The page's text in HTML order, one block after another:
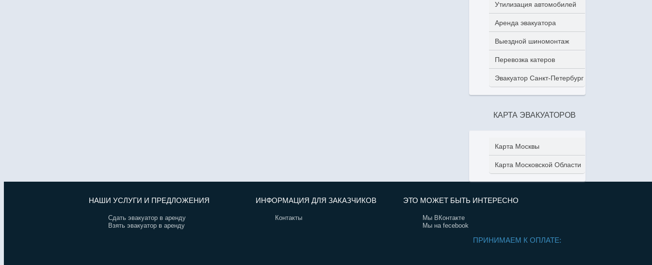
Утилизация автомобилей
Аренда эвакуатора
Выездной шиномонтаж
Перевозка катеров
Эвакуатор Санкт-Петербург
КАРТА ЭВАКУАТОРОВ
Карта Москвы
Карта Московской Области
НАШИ УСЛУГИ И ПРЕДЛОЖЕНИЯ
Сдать эвакуатор в аренду
Взять эвакуатор в аренду
ИНФОРМАЦИЯ ДЛЯ ЗАКАЗЧИКОВ
Контакты
ЭТО МОЖЕТ БЫТЬ ИНТЕРЕСНО
Мы ВКонтакте
Мы на fecebook
ПРИНИМАЕМ К ОПЛАТЕ: